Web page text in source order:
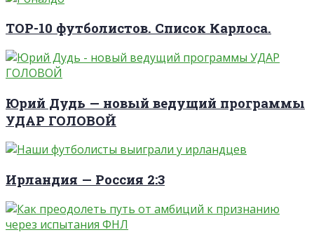
TOP-10 футболистов. Список Карлоса.
Юрий Дудь — новый ведущий программы
УДАР ГОЛОВОЙ
Ирландия — Россия 2:3